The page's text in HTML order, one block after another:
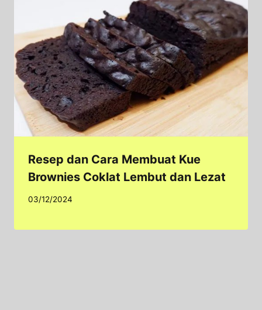
Resep dan Cara Membuat Kue
Brownies Coklat Lembut dan Lezat
03/12/2024